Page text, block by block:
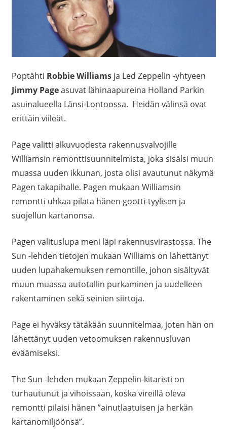
Poptähti Robbie Williamsja Led Zeppelin -yhtyeen
Jimmy Pageasuvat lähinaapureina Holland Parkin
asuinalueella Länsi-Lontoossa. Heidän välinsä ovat
erittäin viileät.
Page valitti alkuvuodesta rakennusvalvojille
Williamsin remonttisuunnitelmista, joka sisälsi muun
muassa uuden ikkunan, josta olisi avautunut näkymä
Pagen takapihalle. Pagen mukaan Williamsin
remontti uhkaa pilata hänen gootti-tyylisen ja
suojellun kartanonsa.
Pagen valituslupa meni läpi rakennusvirastossa. The
Sun -lehden tietojen mukaan Williams on lähettänyt
uuden lupahakemuksen remontille, johon sisältyvät
muun muassa autotallin purkaminen ja uudelleen
rakentaminen sekä seinien siirtoja.
Page ei hyväksy tätäkään suunnitelmaa, joten hän on
lähettänyt uuden vetoomuksen rakennusluvan
eväämiseksi.
The Sun -lehden mukaan Zeppelin-kitaristi on
turhautunut ja vihoissaan, koska vireillä oleva
remontti pilaisi hänen ”ainutlaatuisen ja herkän
kartanomiljöönsä”.